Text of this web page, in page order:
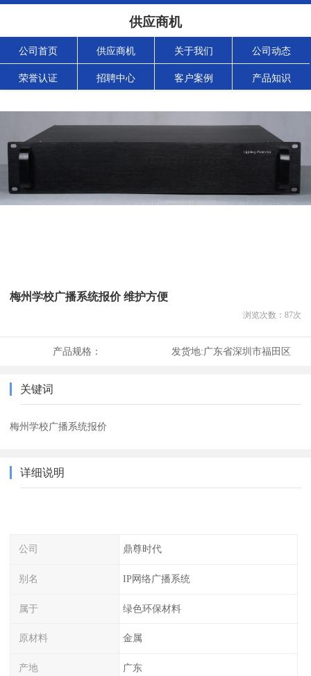
供应商机
公司首页 供应商机 关于我们 公司动态
荣誉认证 招聘中心 客户案例 产品知识
梅州学校广播系统报价 维护方便
浏览次数： 87次
产品规格： 发货地:广东省深圳市福田区
关键词
梅州学校广播系统报价
详细说明
公司 鼎尊时代
别名 IP网络广播系统
属于 绿色环保材料
原材料 金属
产地 广东